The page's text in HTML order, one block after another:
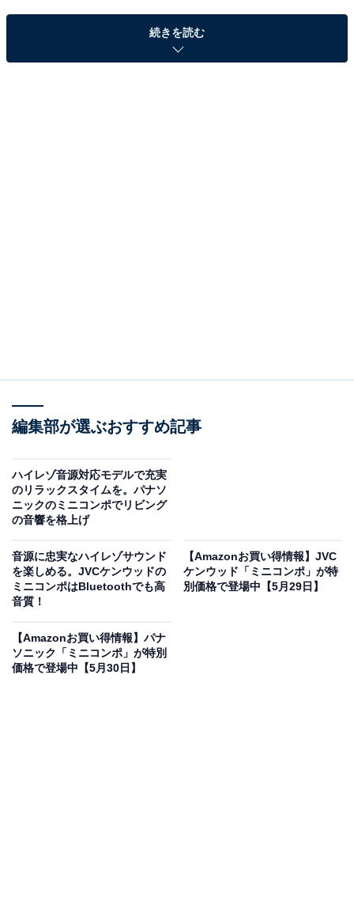
そのほかにも注目の商品がラインナップされているので,
あわせて紹介していきましょう。
Amazonのセール商品から売れ筋ランキングまで、毎日のお買いも
※本記事で紹介している商品の購入やサービスの利用により、売上の一部が
オールアバウトに還元されることがあります。
JVCケンウッドの「ミニコンポ」が限定価格に！
9％オフで登場
続きを読む
編集部が選ぶおすすめ記事
ハイレゾ音源対応モデルで充実
のリラックスタイムを。パナソ
ニックのミニコンポでリビング
の音響を格上げ
音源に忠実なハイレゾサウンド
を楽しめる。JVCケンウッドの
ミニコンポはBluetoothでも高
音質！
【Amazonお買い得情報】JVC
ケンウッド「ミニコンポ」が特
別価格で登場中【5月29日】
【Amazonお買い得情報】パナ
ソニック「ミニコンポ」が特別
価格で登場中【5月30日】